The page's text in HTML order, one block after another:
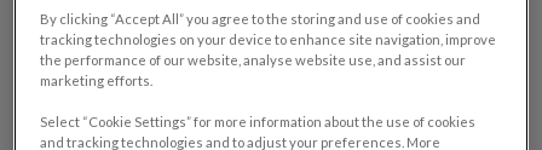
By clicking “Accept All” you agree to the storing and use of cookies and
tracking technologies on your device to enhance site navigation, improve
the performance of our website, analyse website use, and assist our
marketing efforts.
Select “Cookie Settings” for more information about the use of cookies
and tracking technologies and to adjust your preferences. More